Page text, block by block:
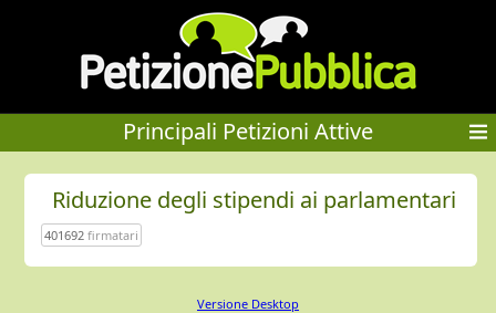
Principali Petizioni Attive
Riduzione degli stipendi ai parlamentari
401692firmatari
Versione Desktop